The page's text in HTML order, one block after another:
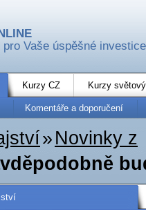
pro Vaše úspěšné investice
Kurzy CZ Kurzy
Komentáře a doporučení
» Novinky z